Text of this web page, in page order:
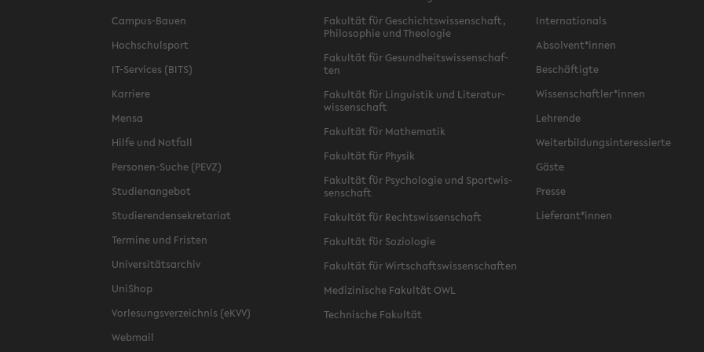
Campus-​Bauen
Hoch­schul­sport
IT-​Services (BITS)
Kar­rie­re
Mensa
Hilfe und Not­fall
Personen-​Suche (PEVZ)
Stu­di­en­an­ge­bot
Stu­die­ren­den­se­kre­ta­ri­at
Ter­mi­ne und Fris­ten
Uni­ver­si­täts­ar­chiv
Uni­Shop
Vor­le­sungs­ver­zeich­nis (eKVV)
Web­mail
Fa­kul­tät für Ge­schichts­wis­sen­schaft,
Phi­lo­so­phie und Theo­lo­gie
Fa­kul­tät für Ge­sund­heits­wis­sen­schaf­
ten
Fa­kul­tät für Lin­gu­is­tik und Li­te­ra­tur­
wis­sen­schaft
Fa­kul­tät für Ma­the­ma­tik
Fa­kul­tät für Phy­sik
Fa­kul­tät für Psy­cho­lo­gie und Sport­wis­
sen­schaft
Fa­kul­tät für Rechts­wis­sen­schaft
Fa­kul­tät für So­zio­lo­gie
Fa­kul­tät für Wirt­schafts­wis­sen­schaf­ten
Me­di­zi­ni­sche Fa­kul­tät OWL
Tech­ni­sche Fa­kul­tät
In­ter­na­tio­nals
Ab­sol­vent*innen
Be­schäf­tig­te
Wis­sen­schaft­ler*innen
Leh­ren­de
Wei­ter­bil­dungs­in­ter­es­sier­te
Gäste
Pres­se
Lie­fe­rant*innen